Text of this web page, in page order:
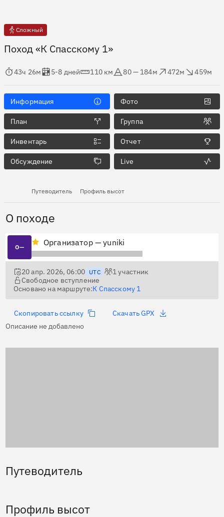
Сложный
Поход «К Спасскому 1»
в пути
43ч 26м
Оценка в днях
5-8 дней
Дистанция
110 км
Абсолютная высота
80 — 184м
472м
459м
Информация Фото
План Группа
Инвентарь Отчет
Обсуждение Live
Путеводитель Профиль высот
О походе
О— Организатор — yuniki
20 апр. 2026, 06:00 UTC 1участник
Свободное вступление
Основано на маршруте:К Спасскому 1
Скопировать ссылку
Скачать GPX
Описание не добавлено
Путеводитель
Профиль высот